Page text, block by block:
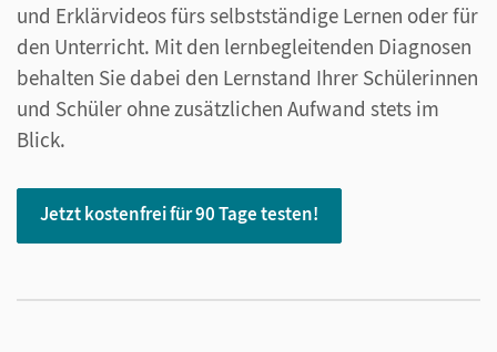
und Erklärvideos fürs selbstständige Lernen oder für
den Unterricht. Mit den lernbegleitenden Diagnosen
behalten Sie dabei den Lernstand Ihrer Schülerinnen
und Schüler ohne zusätzlichen Aufwand stets im
Blick.
Jetzt kostenfrei für 90 Tage testen!